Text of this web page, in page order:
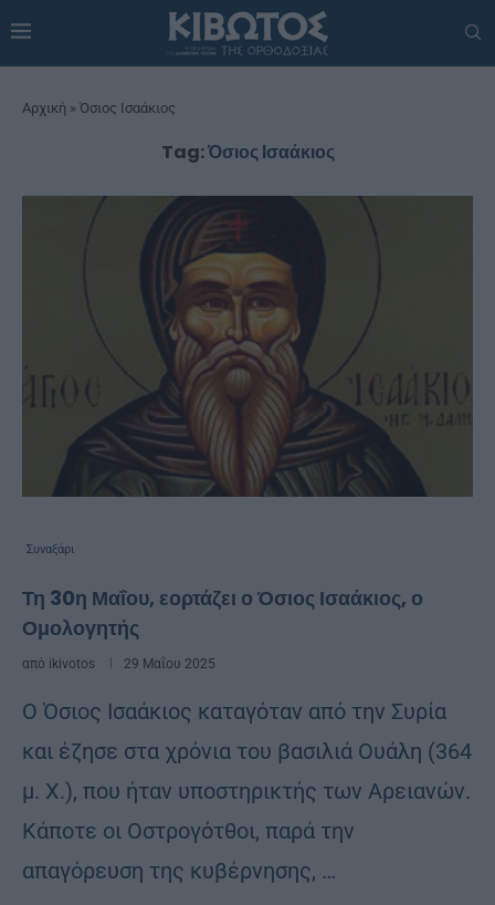
Αρχική » Όσιος Ισαάκιος
Tag:Όσιος Ισαάκιος
Συναξάρι
Τη 30η Μαΐου, εορτάζει ο Όσιος Ισαάκιος, ο
Ομολογητής
από ikivotos 29 Μαΐου 2025
Ο Όσιος Ισαάκιος καταγόταν από την Συρία
και έζησε στα χρόνια του βασιλιά Ουάλη (364
μ. Χ.), που ήταν υποστηρικτής των Αρειανών.
Κάποτε οι Οστρογότθοι, παρά την
απαγόρευση της κυβέρνησης, …